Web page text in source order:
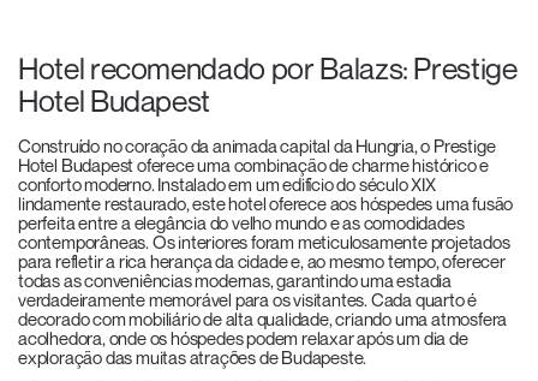
Hotel recomendado por Balazs: Prestige
Hotel Budapest
Construído no coração da animada capital da Hungria, o Prestige
Hotel Budapest oferece uma combinação de charme histórico e
conforto moderno. Instalado em um edifício do século XIX
lindamente restaurado, este hotel oferece aos hóspedes uma fusão
perfeita entre a elegância do velho mundo e as comodidades
contemporâneas. Os interiores foram meticulosamente projetados
para refletir a rica herança da cidade e, ao mesmo tempo, oferecer
todas as conveniências modernas, garantindo uma estadia
verdadeiramente memorável para os visitantes. Cada quarto é
decorado com mobiliário de alta qualidade, criando uma atmosfera
acolhedora onde os hóspedes podem relaxar após um dia de
exploração das muitas atrações de Budapeste.